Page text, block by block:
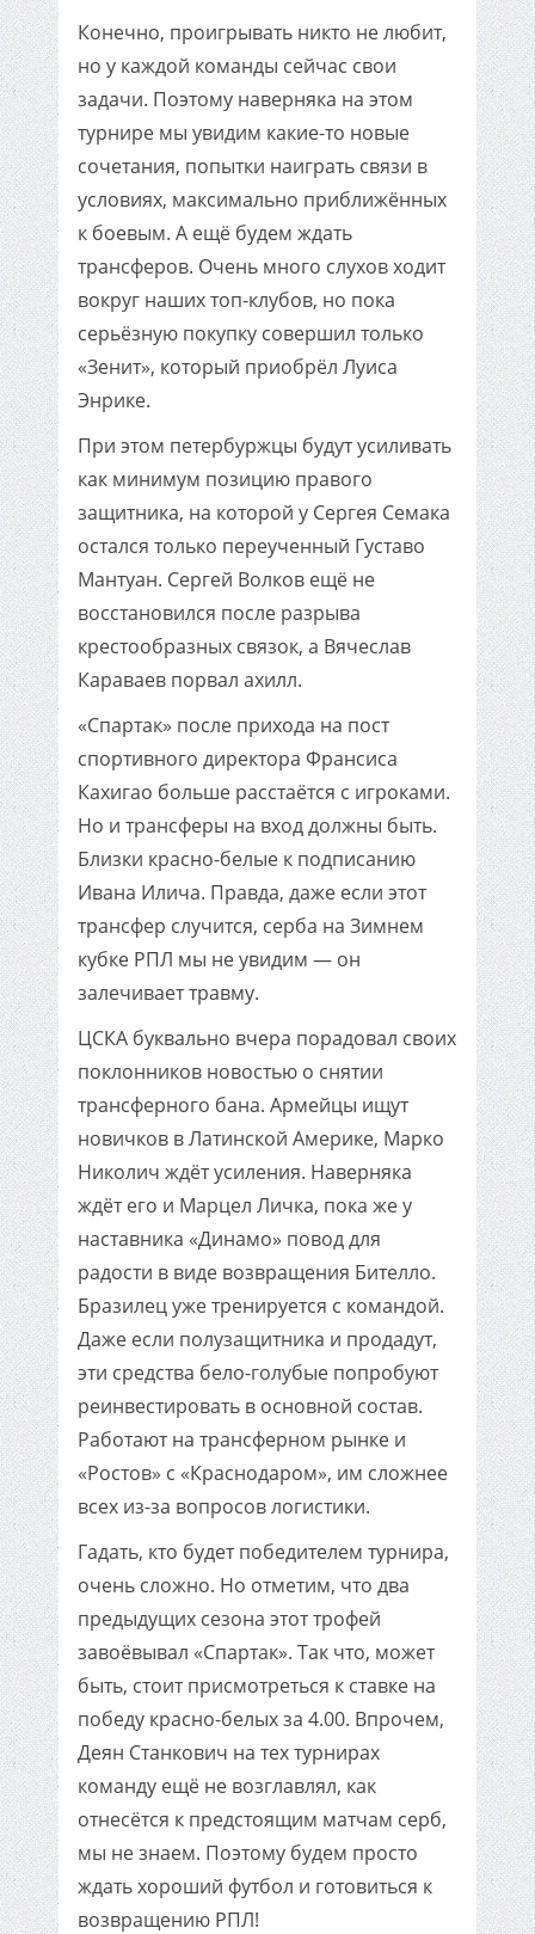
Конечно, проигрывать никто не любит,
но у каждой команды сейчас свои
задачи. Поэтому наверняка на этом
турнире мы увидим какие-то новые
сочетания, попытки наиграть связи в
условиях, максимально приближённых
к боевым. А ещё будем ждать
трансферов. Очень много слухов ходит
вокруг наших топ-клубов, но пока
серьёзную покупку совершил только
«Зенит», который приобрёл Луиса
Энрике.
При этом петербуржцы будут усиливать
как минимум позицию правого
защитника, на которой у Сергея Семака
остался только переученный Густаво
Мантуан. Сергей Волков ещё не
восстановился после разрыва
крестообразных связок, а Вячеслав
Караваев порвал ахилл.
«Спартак» после прихода на пост
спортивного директора Франсиса
Кахигао больше расстаётся с игроками.
Но и трансферы на вход должны быть.
Близки красно-белые к подписанию
Ивана Илича. Правда, даже если этот
трансфер случится, серба на Зимнем
кубке РПЛ мы не увидим — он
залечивает травму.
ЦСКА буквально вчера порадовал своих
поклонников новостью о снятии
трансферного бана. Армейцы ищут
новичков в Латинской Америке, Марко
Николич ждёт усиления. Наверняка
ждёт его и Марцел Личка, пока же у
наставника «Динамо» повод для
радости в виде возвращения Бителло.
Бразилец уже тренируется с командой.
Даже если полузащитника и продадут,
эти средства бело-голубые попробуют
реинвестировать в основной состав.
Работают на трансферном рынке и
«Ростов» с «Краснодаром», им сложнее
всех из-за вопросов логистики.
Гадать, кто будет победителем турнира,
очень сложно. Но отметим, что два
предыдущих сезона этот трофей
завоёвывал «Спартак». Так что, может
быть, стоит присмотреться к ставке на
победу красно-белых за 4.00. Впрочем,
Деян Станкович на тех турнирах
команду ещё не возглавлял, как
отнесётся к предстоящим матчам серб,
мы не знаем. Поэтому будем просто
ждать хороший футбол и готовиться к
возвращению РПЛ!